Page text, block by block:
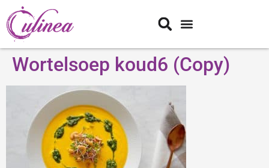
Wortelsoep koud6 (Copy)